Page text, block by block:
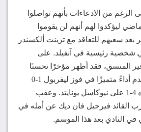
الرغم من الادعاءات بأنهم تواصلوا
ليؤكدوا لهم أنهم لن يقوموا
سعيهم للتعاقد مع ترينت ألكسندر
شخصية رئيسية في آنفيلد. على
المتسق، فقد أظهر مؤخرًا تحسنًا
في مستواه، حيث قدم أداءً متميزًا في فوز ليفربول 1-0
على سندرلاند وفوزه 4-1 على نيوكاسل يونايتد. وعقب
القائد فيرجيل فان ديك عن أمله في
في النادي بعد هذا الموسم.